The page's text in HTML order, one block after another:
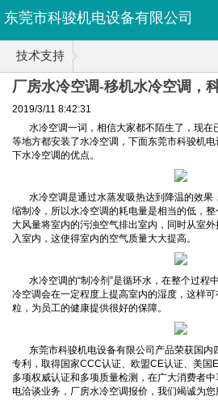
东莞市科骏机电设备有限公司
技术支持
厂房水冷空调-移机水冷空调，
程
2019/3/11 8:42:31
水冷空调一词，相信大家都不陌生了，现在
等地方都安装了水冷空调，下面东莞市科骏机
下水冷空调的优点。
水冷空调是通过水蒸发吸热达到降温的效果
缩制冷，所以水冷空调的耗电量是相当的低，
大风量将室内的污浊空气排出室内，同时从室
入室内，这使得室内的空气质量大大提高。
水冷空调的“制冷剂”是循环水，在整个过程
冷空调会在一定程度上提高室内的湿度，这样
粒，为员工的健康提供很好的保障。
东莞市科骏机电设备有限公司产品荣获国内
专利，取得国家CCC认证、欧盟CE认证、美国
多项权威认证和多项质量检测，在广大消费者
电洽谈业务，厂房水冷空调报价，我们竭诚为您